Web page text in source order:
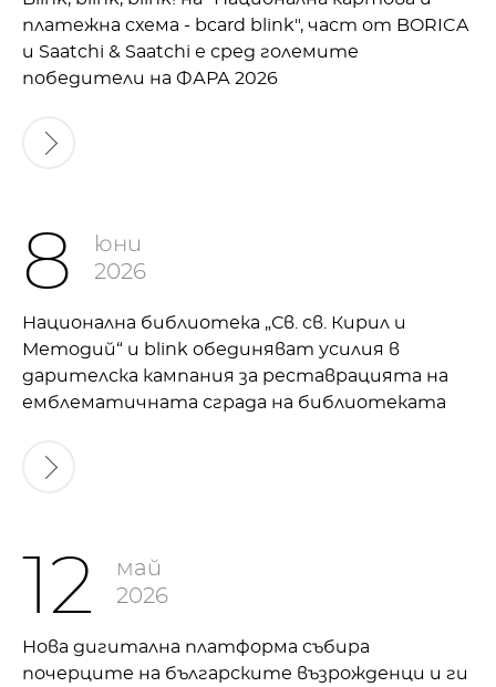
платежна схема - bcard blink", част от BORICA
и Saatchi & Saatchi е сред големите
победители на ФАРА 2026
8
юни
2026
Национална библиотека „Св. св. Кирил и
Методий“ и blink обединяват усилия в
дарителска кампания за реставрацията на
емблематичната сграда на библиотеката
12
май
2026
Нова дигитална платформа събира
почерците на българските възрожденци и ги